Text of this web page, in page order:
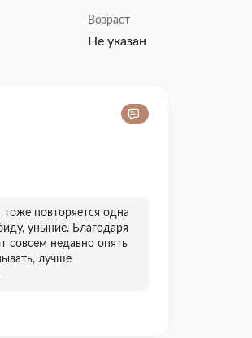
Возраст
Не указан
повторяется одна
уныние. Благодаря
совсем недавно опять
лучше